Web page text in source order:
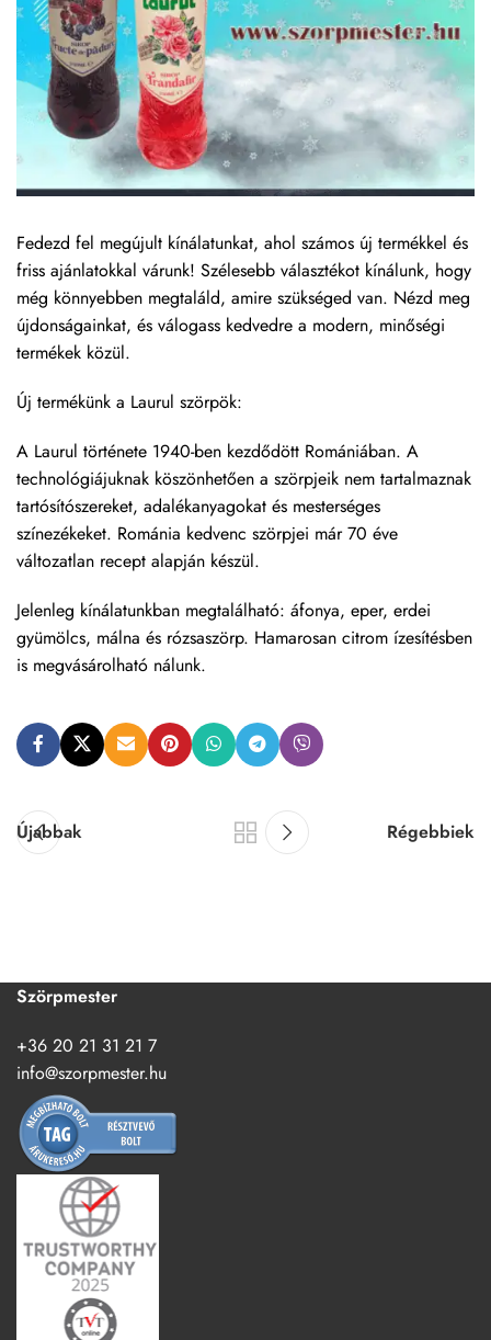
Fedezd fel megújult kínálatunkat, ahol számos új termékkel és
friss ajánlatokkal várunk! Szélesebb választékot kínálunk, hogy
még könnyebben megtaláld, amire szükséged van. Nézd meg
újdonságainkat, és válogass kedvedre a modern, minőségi
termékek közül.
Új termékünk a Laurul szörpök:
A Laurul története 1940-ben kezdődött Romániában. A
technológiájuknak köszönhetően a szörpjeik nem tartalmaznak
tartósítószereket, adalékanyagokat és mesterséges
színezékeket. Románia kedvenc szörpjei már 70 éve
változatlan recept alapján készül.
Jelenleg kínálatunkban megtalálható: áfonya, eper, erdei
gyümölcs, málna és rózsaszörp. Hamarosan citrom ízesítésben
is megvásárolható nálunk.
Újabbak Régebbiek
Szörpmester
+36 20 21 31 21 7
info@szorpmester.hu